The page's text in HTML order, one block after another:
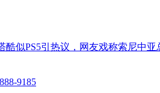
酷似PS5引热议，网友戏称索尼中亚
9185